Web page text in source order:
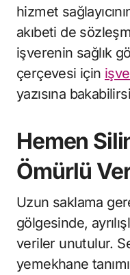
hizmet
akıbeti de
işverenin sağlık
çerçevesi için
yazısına
Hemen
Ömürlü
Uzun saklama
gölgesinde,
veriler unutulur.
yemekhane